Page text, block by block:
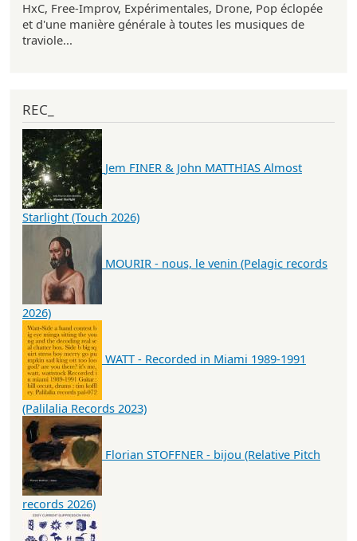
HxC, Free-Improv, Expérimentales, Drone, Pop éclopée
et d'une manière générale à toutes les musiques de
traviole...
REC_
Jem FINER & John MATTHIAS Almost
Starlight (Touch 2026)
MOURIR - nous, le venin (Pelagic records
2026)
WATT - Recorded in Miami 1989-1991
(Palilalia Records 2023)
Florian STOFFNER - bijou (Relative Pitch
records 2026)